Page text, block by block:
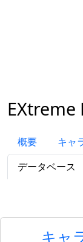
EXtreme
概要 キャ
データベース
キャ